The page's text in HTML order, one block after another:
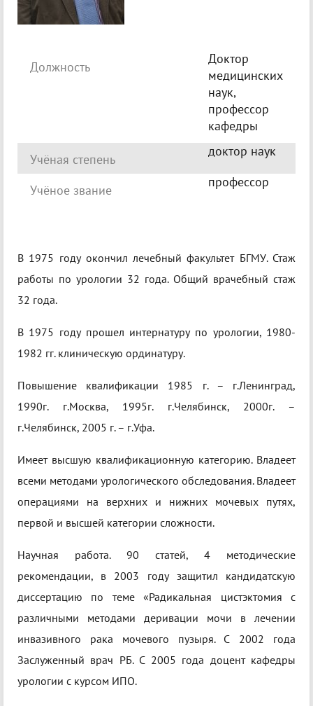
Должность
Доктор
медицинских
наук,
профессор
кафедры
Учёная степень
доктор наук
Учёное звание
профессор
В 1975 году окончил лечебный факультет БГМУ. Стаж
работы по урологии 32 года. Общий врачебный стаж
32 года.
В 1975 году прошел интернатуру по урологии, 1980-
1982 гг. клиническую ординатуру.
Повышение квалификации 1985 г. – г.Ленинград,
1990г. г.Москва, 1995г. г.Челябинск, 2000г. –
г.Челябинск, 2005 г. – г.Уфа.
Имеет высшую квалификационную категорию. Владеет
всеми методами урологического обследования. Владеет
операциями на верхних и нижних мочевых путях,
первой и высшей категории сложности.
Научная работа. 90 статей, 4 методические
рекомендации, в 2003 году защитил кандидатскую
диссертацию по теме «Радикальная цистэктомия с
различными методами деривации мочи в лечении
инвазивного рака мочевого пузыря. С 2002 года
Заслуженный врач РБ. С 2005 года доцент кафедры
урологии с курсом ИПО.